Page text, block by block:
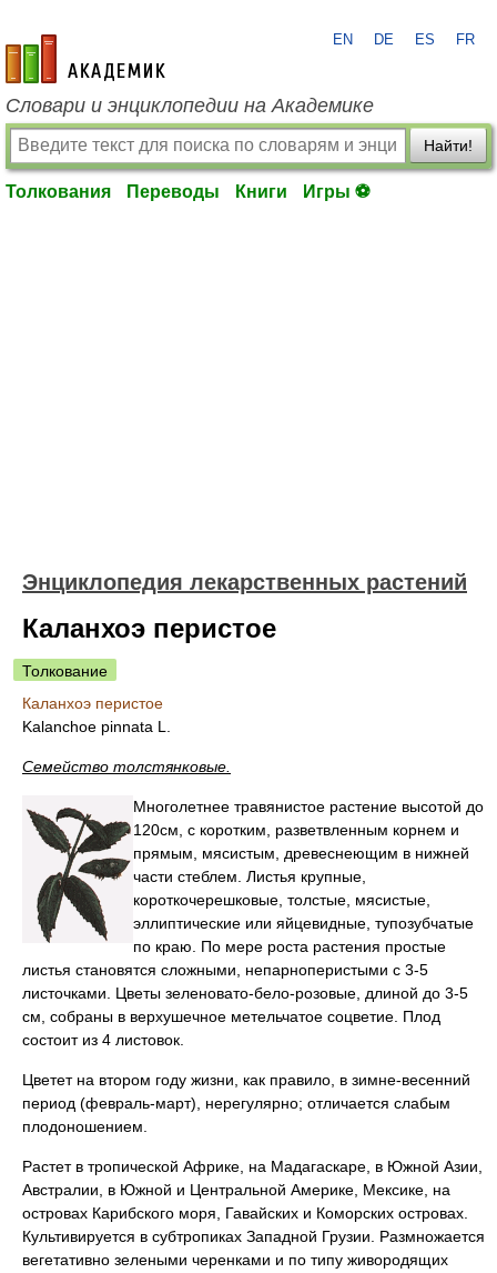
academic.ru
EN DE ES FR
Словари и энциклопедии на Академике
Найти!
Толкования Переводы Книги Игры ⚽
Энциклопедия лекарственных растений
Каланхоэ перистое
Толкование
Каланхоэ перистое
Kalanchoe pinnata L.
Семейство толстянковые.
Многолетнее травянистое растение высотой до
120см, с коротким, разветвленным корнем и
прямым, мясистым, древеснеющим в нижней
части стеблем. Листья крупные,
короткочерешковые, толстые, мясистые,
эллиптические или яйцевидные, тупозубчатые
по краю. По мере роста растения простые
листья становятся сложными, непарноперистыми с 3-5
листочками. Цветы зеленовато-бело-розовые, длиной до 3-5
см, собраны в верхушечное метельчатое соцветие. Плод
состоит из 4 листовок.
Цветет на втором году жизни, как правило, в зимне-весенний
период (февраль-март), нерегулярно; отличается слабым
плодоношением.
Растет в тропической Африке, на Мадагаскаре, в Южной Азии,
Австралии, в Южной и Центральной Америке, Мексике, на
островах Карибского моря, Гавайских и Коморских островах.
Культивируется в субтропиках Западной Грузии. Размножается
вегетативно зелеными черенками и по типу живородящих